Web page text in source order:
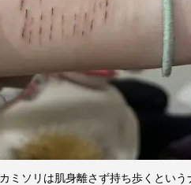
ミソリは肌身離さず持ち歩くとい